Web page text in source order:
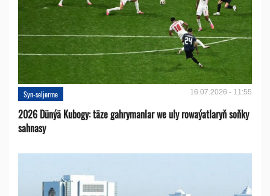
Syn-seljerme 16.07.2026 - 11:55
2026 Dünýä Kubogy: täze gahrymanlar we uly rowaýatlaryň soňky
sahnasy